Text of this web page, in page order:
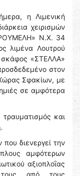
η Λιμενική
χειρισμών
Ν.Χ. 34
λιμένα Λουτρού
«ΣΤΕΛΛΑ»
στον
Σφακίων, με
σε αμφότερα
και
διενεργεί την
αμφότερων
αξιοπλοΐας